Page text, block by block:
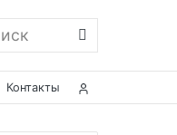
Контакты